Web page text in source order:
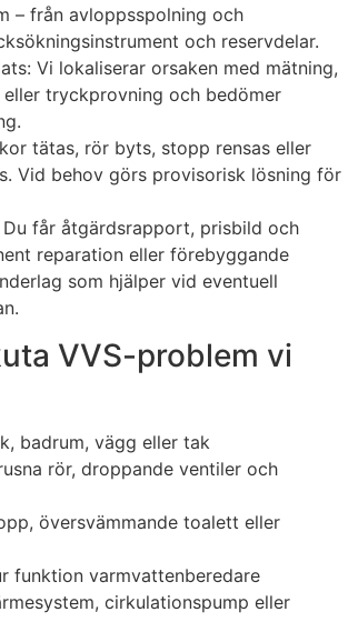
– från avloppsspolning och
och reservdelar.
Vi lokaliserar orsaken med mätning,
eller tryckprovning och bedömer
tätas, rör byts, stopp rensas eller
Vid behov görs provisorisk lösning för
Du får åtgärdsrapport, prisbild och
reparation eller förebyggande
som hjälper vid eventuell
VVS-problem vi
badrum, vägg eller tak
rör, droppande ventiler och
översvämmande toalett eller
funktion varmvattenberedare
cirkulationspump eller